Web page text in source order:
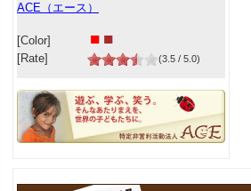
ACE（エース）
[Color] ■ ■
[Rate] (3.5 / 5.0)